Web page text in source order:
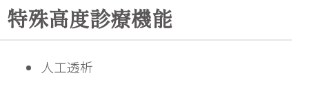
特殊高度診療機能
人工透析